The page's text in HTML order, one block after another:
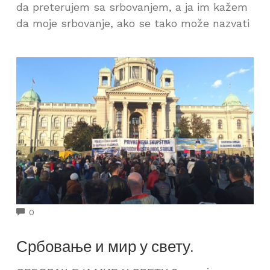
da preterujem sa srbovanjem, a ja im kažem
da moje srbovanje, ako se tako može nazvati
0
Србовање и мир у свету.